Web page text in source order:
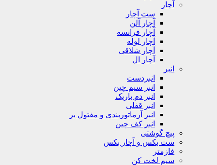
آچار
ست آچار
آچار آلن
آچار فرانسه
آچار لوله
آچار شلاقی
آچار ال
انبر
انبردست
انبر سیم چین
انبر دم باریک
انبر قفلی
انبر آرماتوربندی و مفتول بر
انبر کف چین
پیچ گوشتی
ست بکس و آچار بکس
فازمتر
سیم لخت کن